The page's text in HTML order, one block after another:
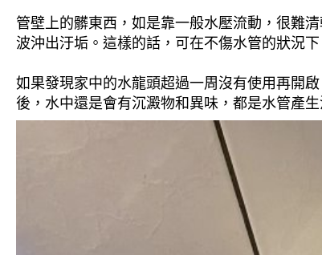
管壁上的髒東西，如是靠一般水壓流動，很難
波沖出汙垢。這樣的話，可在不傷水管的狀況
如果發現家中的水龍頭超過一周沒有使用再開
後，水中還是會有沉澱物和異味，都是水管產